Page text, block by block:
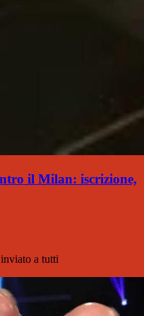
il Milan: iscrizione,
a tutti